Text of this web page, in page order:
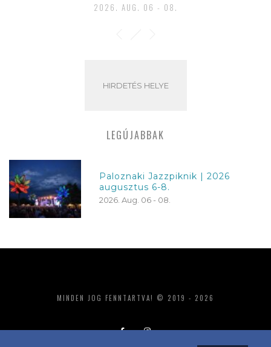
2026. AUG. 06 - 08.
HIRDETÉS HELYE
LEGÚJABBAK
Paloznaki Jazzpiknik | 2026
augusztus 6-8.
2026. Aug. 06 - 08.
MINDEN JOG FENNTARTVA! © 2019 - 2026